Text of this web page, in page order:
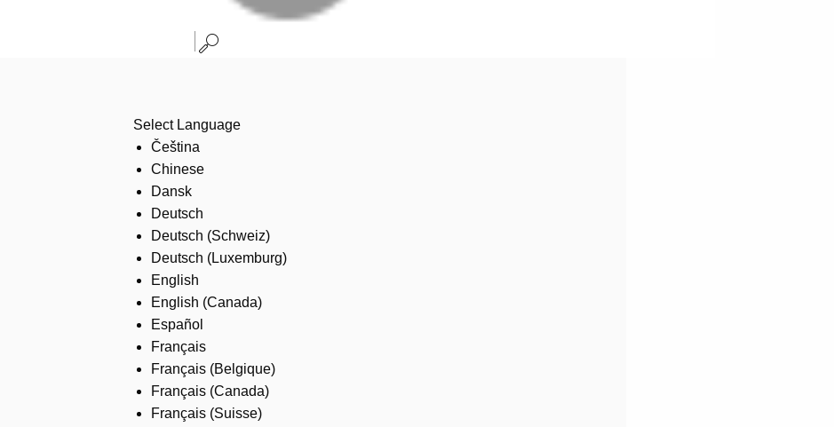
Select Language
Čeština
Chinese
Dansk
Deutsch
Deutsch (Schweiz)
Deutsch (Luxemburg)
English
English (Canada)
Español
Français
Français (Belgique)
Français (Canada)
Français (Suisse)